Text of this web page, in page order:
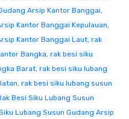
Arsip Kantor Banggai,
Kantor Banggai Kepulauan,
Kantor Banggai Laut, rak
Bangka, rak besi siku
Barat, rak besi siku lubang
, rak besi siku lubang susun
Besi Siku Lubang Susun
Lubang Susun Gudang Arsip